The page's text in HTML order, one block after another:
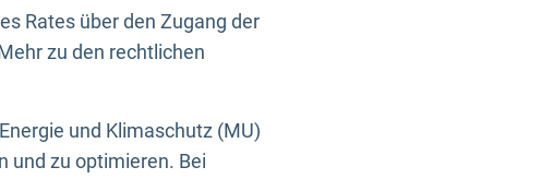
Rates über den Zugang der
zu den rechtlichen
und Klimaschutz (MU)
und zu optimieren. Bei